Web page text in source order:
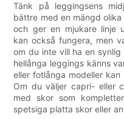
Tänk på leggingsens
bättre med en mängd
och ger en mjukare linje
kan också fungera, men
om du inte vill ha en
hellånga leggings känns
eller fotlånga modeller
Om du väljer capri- eller
med skor som
spetsiga platta skor eller